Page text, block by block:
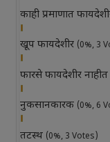
काही प्रमाणात
खूप फायदेशीर (0%, 3
फारसे फायदेशीर नाहीत
नुकसानकारक (0%, 6
तटस्थ (0%, 3 Votes)